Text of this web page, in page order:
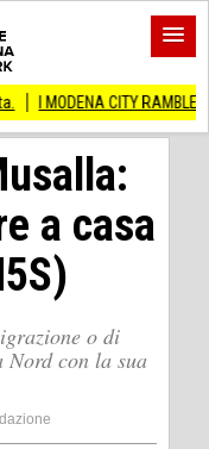
CITY RAMBLERS
a casa
o di
Nord con la sua